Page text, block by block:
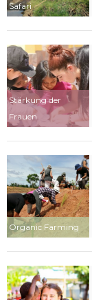
Safari
Stärkung der
Frauen
Organic Farming